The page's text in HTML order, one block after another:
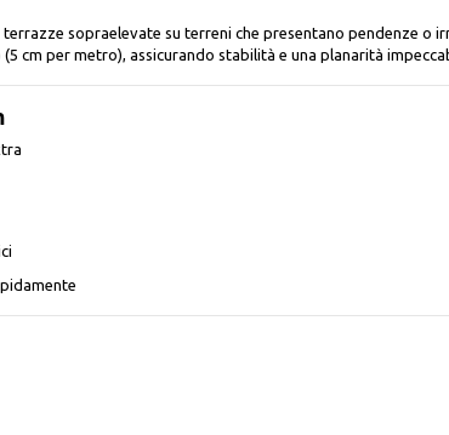
sopraelevate su terreni che presentano pendenze o
cm per metro), assicurando stabilità e una planarità